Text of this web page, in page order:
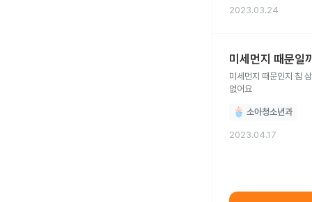
2023.03.24
미세먼지 때문일
미세먼지 때문인지 침
없어요
소아청소년과
2023.04.17